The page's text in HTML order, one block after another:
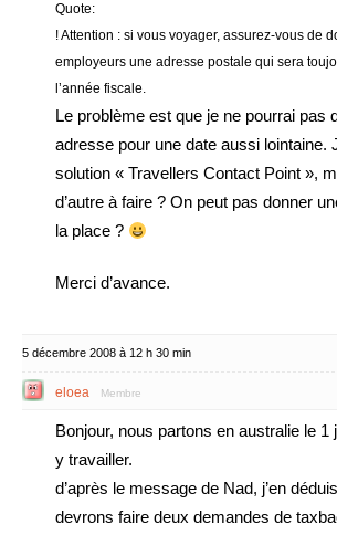
Quote:
! Attention : si vous voyager, assurez-vous de
employeurs une adresse postale qui sera
l’année fiscale.
Le problème est que je ne pourrai pas
adresse pour une date aussi lointaine.
solution « Travellers Contact Point »,
d’autre à faire ? On peut pas donner
la place ?
Merci d’avance.
5 décembre 2008 à 12 h 30 min
eloea Membre
Bonjour, nous partons en australie le 1
y travailler.
d’après le message de Nad, j’en
devrons faire deux demandes de